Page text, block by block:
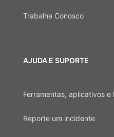
Trabalhe Conosco
AJUDA E SUPORTE
Ferramentas, aplicativos
Reporte um incidente